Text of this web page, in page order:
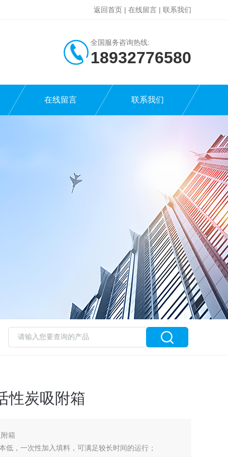
返回首页 | 在线留言 | 联系我们
全国服务咨询热线:
18932776580
在线留言 联系我们
性炭吸附箱
箱
低，一次性加入填料，可满足较长时间的运行；